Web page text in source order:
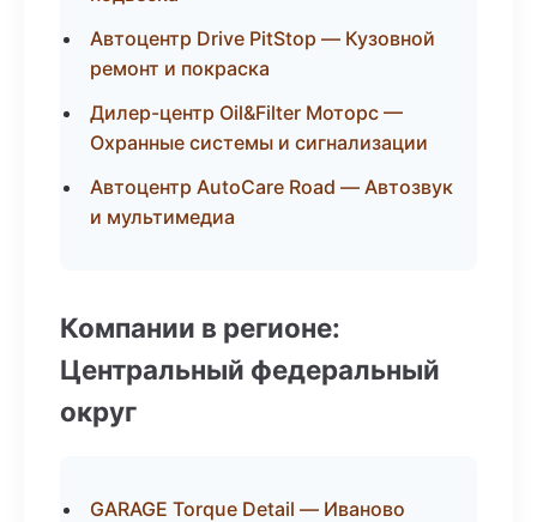
Автоцентр Drive PitStop — Кузовной
ремонт и покраска
Дилер-центр Oil&Filter Моторс —
Охранные системы и сигнализации
Автоцентр AutoCare Road — Автозвук
и мультимедиа
Компании в регионе:
Центральный федеральный
округ
GARAGE Torque Detail — Иваново